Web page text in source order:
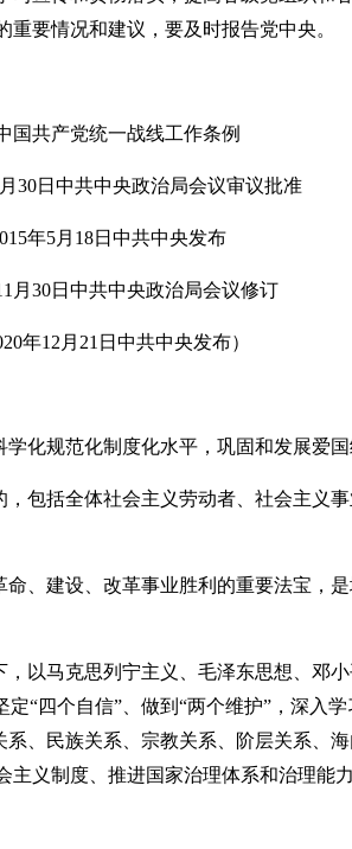
要情况和建议，要及时报告党中央。
国共产党统一战线工作条例
月30日中共中央政治局会议审议批准
年5月18日中共中央发布
月30日中共中央政治局会议修订
年12月21日中共中央发布）
规范化制度化水平，巩固和发展爱
包括全体社会主义劳动者、社会主义
、建设、改革事业胜利的重要法宝，
马克思列宁主义、毛泽东思想、邓
“四个自信”、做到“两个维护”，深入
、民族关系、宗教关系、阶层关系、
义制度、推进国家治理体系和治理能